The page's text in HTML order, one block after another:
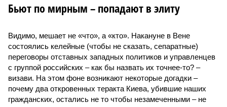
Бьют по мирным – попадают в элиту
Видимо, мешает не «что», а «кто». Накануне в Вене
состоялись келейные (чтобы не сказать, сепаратные)
переговоры отставных западных политиков и управленцев
с группой российских – как бы назвать их точнее-то? –
визави. На этом фоне возникают некоторые догадки –
почему два откровенных теракта Киева, убившие наших
гражданских, остались не то чтобы незамеченными – не